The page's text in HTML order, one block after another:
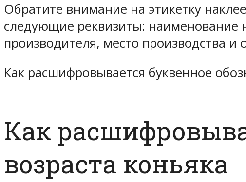
Обратите внимание на этикетку
следующие реквизиты: наименование
производителя, место производства и
Как расшифровывается буквенное
Как
возраста коньяка